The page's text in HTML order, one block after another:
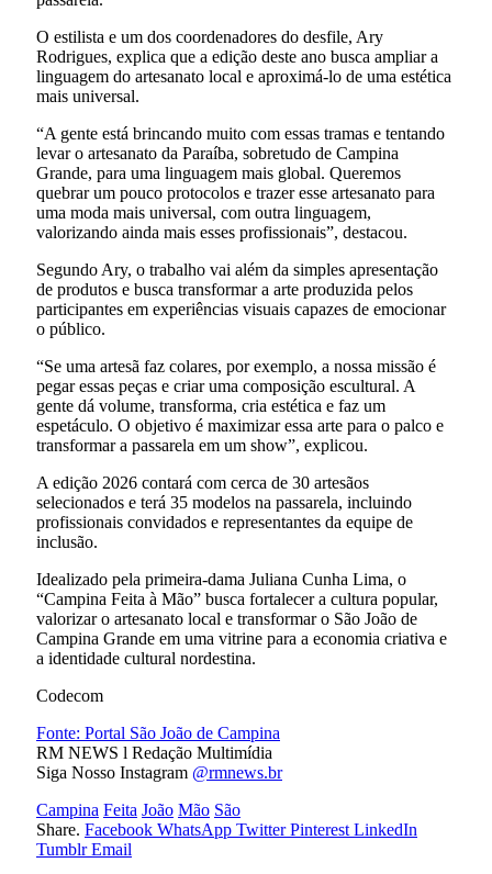
O estilista e um dos coordenadores do desfile, Ary
Rodrigues, explica que a edição deste ano busca ampliar a
linguagem do artesanato local e aproximá-lo de uma estética
mais universal.
“A gente está brincando muito com essas tramas e tentando
levar o artesanato da Paraíba, sobretudo de Campina
Grande, para uma linguagem mais global. Queremos
quebrar um pouco protocolos e trazer esse artesanato para
uma moda mais universal, com outra linguagem,
valorizando ainda mais esses profissionais”, destacou.
Segundo Ary, o trabalho vai além da simples apresentação
de produtos e busca transformar a arte produzida pelos
participantes em experiências visuais capazes de emocionar
o público.
“Se uma artesã faz colares, por exemplo, a nossa missão é
pegar essas peças e criar uma composição escultural. A
gente dá volume, transforma, cria estética e faz um
espetáculo. O objetivo é maximizar essa arte para o palco e
transformar a passarela em um show”, explicou.
A edição 2026 contará com cerca de 30 artesãos
selecionados e terá 35 modelos na passarela, incluindo
profissionais convidados e representantes da equipe de
inclusão.
Idealizado pela primeira-dama Juliana Cunha Lima, o
“Campina Feita à Mão” busca fortalecer a cultura popular,
valorizar o artesanato local e transformar o São João de
Campina Grande em uma vitrine para a economia criativa e
a identidade cultural nordestina.
Codecom
Fonte: Portal São João de Campina
RM NEWS l Redação Multimídia
Siga Nosso Instagram @rmnews.br
Campina Feita João Mão São
Share. Facebook WhatsApp Twitter Pinterest LinkedIn
Tumblr Email